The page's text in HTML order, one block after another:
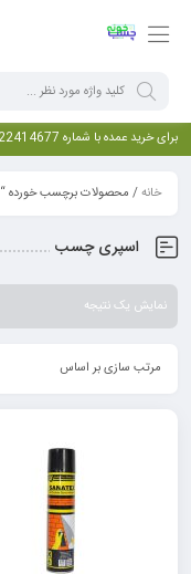
برای خرید عمده با شماره 09122414677 تماس بگیرید
خانه/ محصولات برچسب خورده
اسپری چسب
نمایش یک نتیجه
مرتب سازی بر اساس